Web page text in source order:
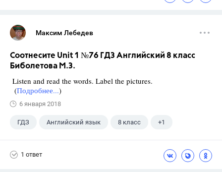
Максим Лебедев
Соотнесите Unit 1 №76 ГДЗ Английский 8 класс
Биболетова М.З.
Listen and read the words. Label the pictures.
(Подробнее...)
6 января 2018
ГДЗ Английский язык 8 класс +1
1 ответ